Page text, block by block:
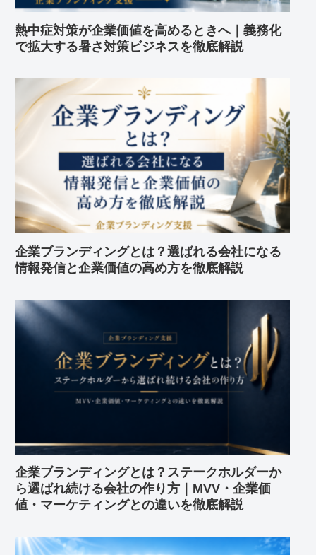
熱中症対策が企業価値を高めるときへ｜義務化
で拡大する暑さ対策ビジネスを徹底解説
企業ブランディングとは？選ばれる会社になる
情報発信と企業価値の高め方を徹底解説
企業ブランディングとは？ステークホルダーか
ら選ばれ続ける会社の作り方｜MVV・企業価
値・マーケティングとの違いを徹底解説